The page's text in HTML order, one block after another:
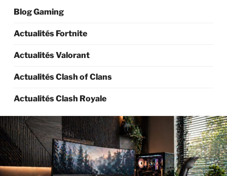
Blog Gaming
Actualités Fortnite
Actualités Valorant
Actualités Clash of Clans
Actualités Clash Royale